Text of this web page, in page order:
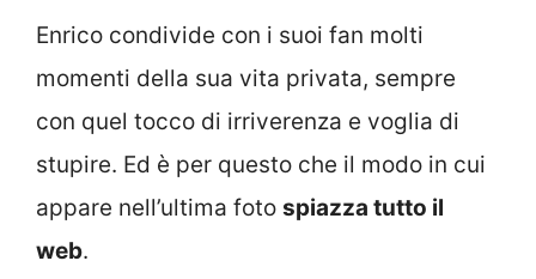
Enrico condivide con i suoi fan molti
momenti della sua vita privata, sempre
con quel tocco di irriverenza e voglia di
stupire. Ed è per questo che il modo in cui
appare nell’ultima foto spiazza tutto il
web.